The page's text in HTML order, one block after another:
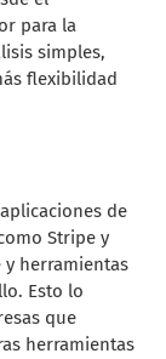
para la
simples,
flexibilidad
de
Stripe y
y herramientas
Esto lo
que
herramientas